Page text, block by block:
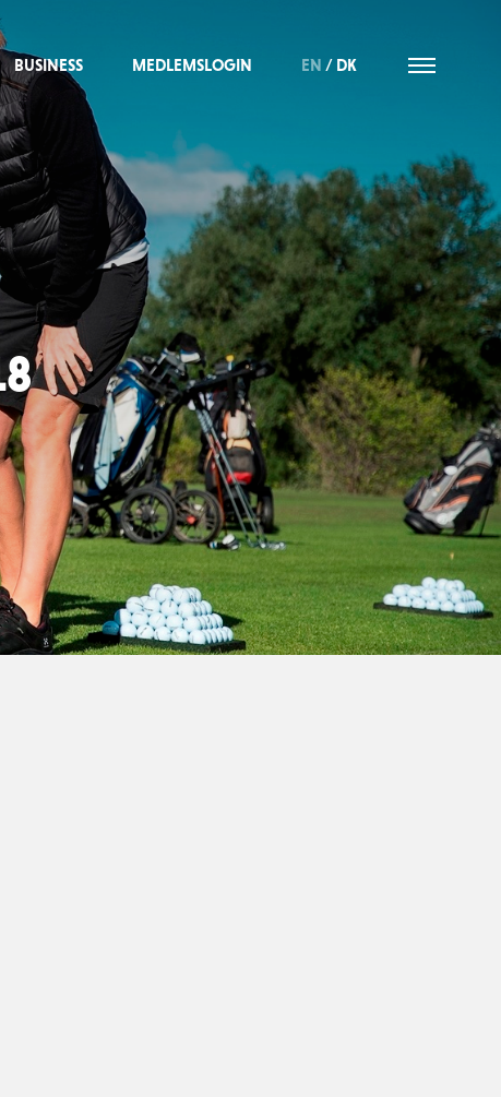
BUSINESS MEDLEMSLOGIN EN / DK